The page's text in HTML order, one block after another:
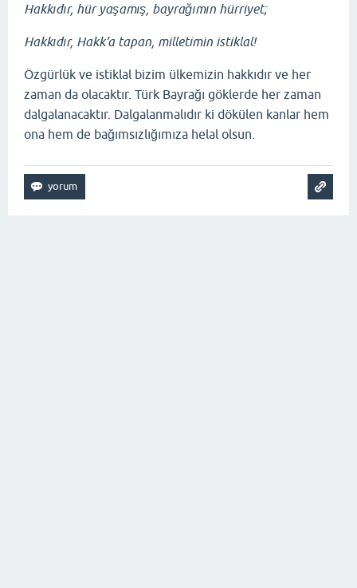
Hakkıdır, hür yaşamış, bayrağımın hürriyet;
Hakkıdır, Hakk’a tapan, milletimin istiklal!
Özgürlük ve istiklal bizim ülkemizin hakkıdır ve her
zaman da olacaktır. Türk Bayrağı göklerde her zaman
dalgalanacaktır. Dalgalanmalıdır ki dökülen kanlar hem
ona hem de bağımsızlığımıza helal olsun.